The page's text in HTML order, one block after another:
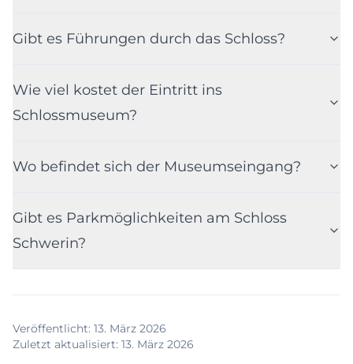
Gibt es Führungen durch das Schloss?
Wie viel kostet der Eintritt ins
Schlossmuseum?
Wo befindet sich der Museumseingang?
Gibt es Parkmöglichkeiten am Schloss
Schwerin?
Veröffentlicht: 13. März 2026
Zuletzt aktualisiert: 13. März 2026